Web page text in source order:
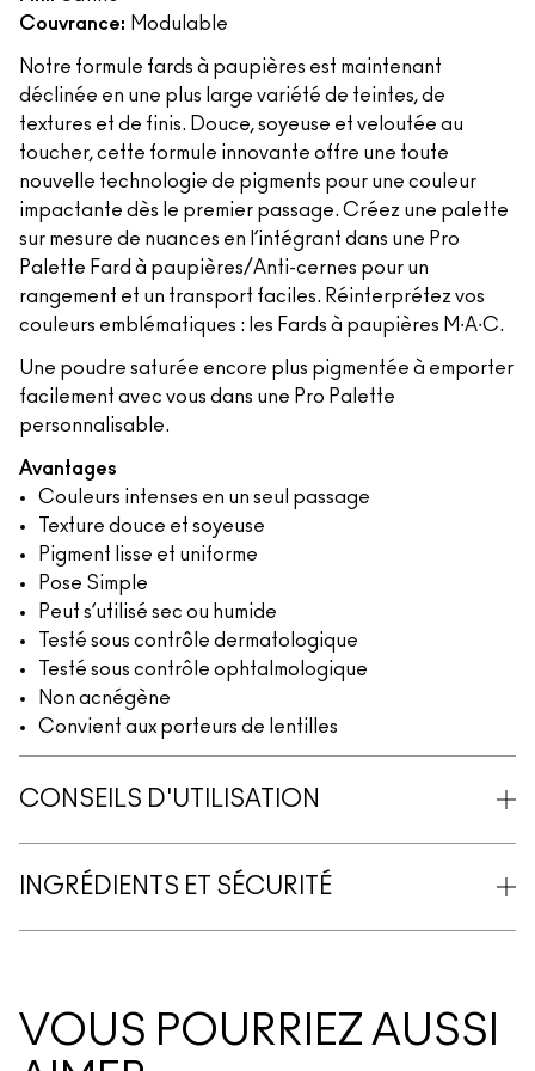
Couvrance: Modulable
Notre formule fards à paupières est maintenant
déclinée en une plus large variété de teintes, de
textures et de finis. Douce, soyeuse et veloutée au
toucher, cette formule innovante offre une toute
nouvelle technologie de pigments pour une couleur
impactante dès le premier passage. Créez une palette
sur mesure de nuances en l’intégrant dans une Pro
Palette Fard à paupières/Anti-cernes pour un
rangement et un transport faciles. Réinterprétez vos
couleurs emblématiques : les Fards à paupières M∙A∙C.
Une poudre saturée encore plus pigmentée à emporter
facilement avec vous dans une Pro Palette
personnalisable.
Avantages
Couleurs intenses en un seul passage
Texture douce et soyeuse
Pigment lisse et uniforme
Pose Simple
Peut s’utilisé sec ou humide
Testé sous contrôle dermatologique
Testé sous contrôle ophtalmologique
Non acnégène
Convient aux porteurs de lentilles
CONSEILS D'UTILISATION
INGRÉDIENTS ET SÉCURITÉ
VOUS POURRIEZ AUSSI